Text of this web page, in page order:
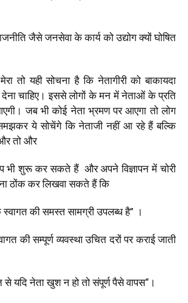
जैसे जनसेवा के कार्य को उद्योग क्यों घोषित
तो यही सोचना है कि नेतागीरी को बाकायदा
चाहिए। इससे लोगों के मन में नेताओं के प्रति
जब भी कोई नेता भ्रमण पर आएगा तो लोग
ये सोचेंगे कि नेताजी नहीं आ रहे हैं बल्कि
तो और
भी शुरू कर सकते हैं और अपने विज्ञापन में चोरी
ठोंक कर लिखवा सकते हैं कि
स्वागत की समस्त सामग्री उपलब्ध है” ।
की सम्पूर्ण व्यवस्था उचित दरों पर कराई जाती
से यदि नेता खुश न हो तो संपूर्ण पैसे वापस“ ।